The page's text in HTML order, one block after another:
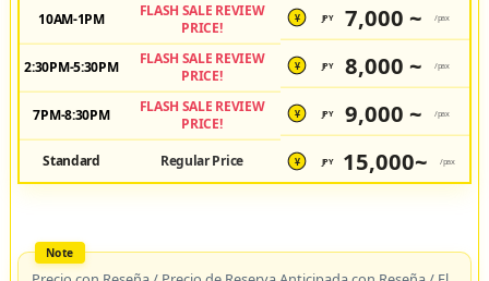
10AM-1PM
FLASH SALE REVIEW
PRICE!
¥ JPY 7,000 ~ /pax
2:30PM-5:30PM
FLASH SALE REVIEW
PRICE!
¥ JPY 8,000 ~ /pax
7PM-8:30PM
FLASH SALE REVIEW
PRICE!
¥ JPY 9,000 ~ /pax
Standard Regular Price ¥ JPY 15,000~ /pax